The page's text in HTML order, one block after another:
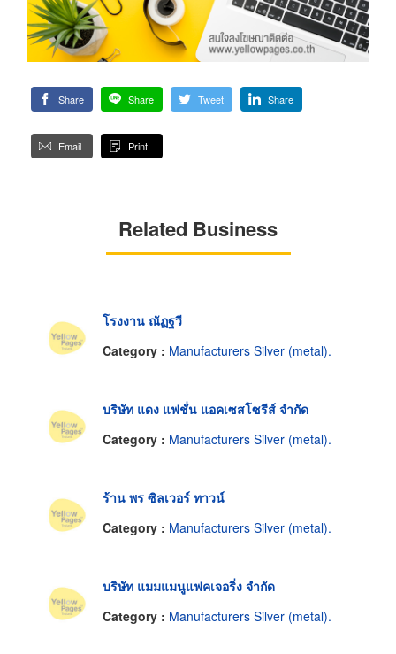
Share Share Tweet Share
Email Print
Related Business
โรงงาน ณัฏฐวี
Category : Manufacturers Silver (metal).
บริษัท แดง แฟชั่น แอคเซสโซรีส์ จำกัด
Category : Manufacturers Silver (metal).
ร้าน พร ซิลเวอร์ ทาวน์
Category : Manufacturers Silver (metal).
บริษัท แมมแมนูแฟคเจอริ่ง จำกัด
Category : Manufacturers Silver (metal).